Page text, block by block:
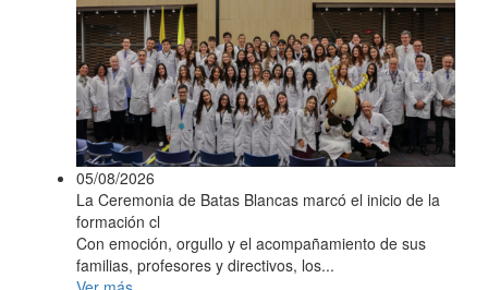
05/08/2026
La Ceremonia de Batas Blancas marcó el inicio de la
formación cl
Con emoción, orgullo y el acompañamiento de sus
familias, profesores y directivos, los...